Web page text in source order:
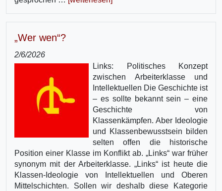
„Wer wen“?
2/6/2026
Links: Politisches Konzept
zwischen Arbeiterklasse und
Intellektuellen Die Geschichte ist
– es sollte bekannt sein – eine
Geschichte von
Klassenkämpfen. Aber Ideologie
und Klassenbewusstsein bilden
selten offen die historische
Position einer Klasse im Konflikt ab. „Links“ war früher
synonym mit der Arbeiterklasse. „Links“ ist heute die
Klassen-Ideologie von Intellektuellen und Oberen
Mittelschichten. Sollen wir deshalb diese Kategorie